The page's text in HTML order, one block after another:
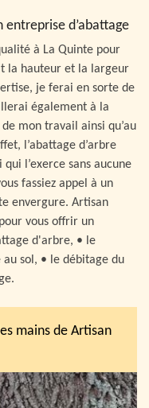
d’abattage
à La Quinte pour
la hauteur et la largeur
je ferai en sorte de
également à la
mon travail ainsi qu’au
l’abattage d’arbre
l’exerce sans aucune
fassiez appel à un
envergure. Artisan
vous offrir un
d'arbre, • le
sol, • le débitage du
mains de Artisan